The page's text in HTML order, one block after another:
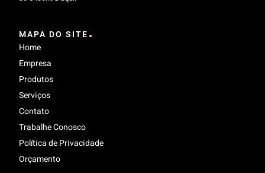
MAPA DO SITE .
Home
Empresa
Produtos
Serviços
Contato
Trabalhe Conosco
Política de Privacidade
Orçamento